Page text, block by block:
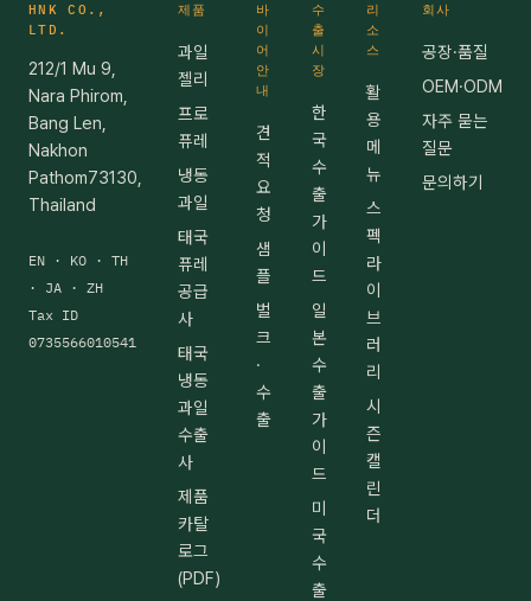
HNK CO.,
LTD.
212/1 Mu 9,
Nara Phirom,
Bang Len,
Nakhon
Pathom73130,
Thailand
EN · KO · TH
· JA · ZH
Tax ID
0735566010541
제품
과일
젤리
프로
퓨레
냉동
과일
태국
퓨레
공급
사
태국
냉동
과일
수출
사
제품
카탈
로그
(PDF)
바
이
어
안
내
견
적
요
청
샘
플
벌
크
·
수
출
수
출
시
장
한
국
수
출
가
이
드
일
본
수
출
가
이
드
미
국
수
출
리
소
스
활
용
메
뉴
스
펙
라
이
브
러
리
시
즌
캘
린
더
회사
공장·품질
OEM·ODM
자주 묻는
질문
문의하기